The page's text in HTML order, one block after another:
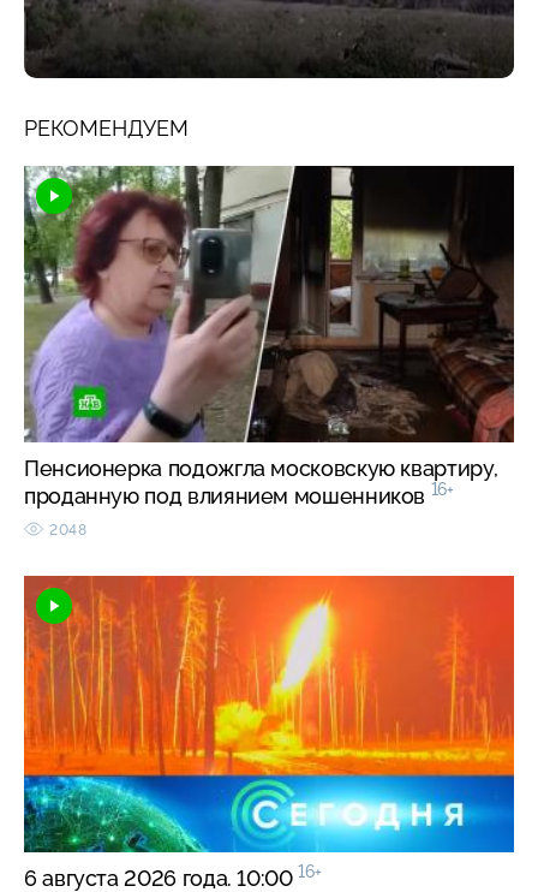
РЕКОМЕНДУЕМ
Пенсионерка подожгла московскую квартиру,
проданную под влиянием мошенников 16+
2048
6 августа 2026 года. 10:00 16+